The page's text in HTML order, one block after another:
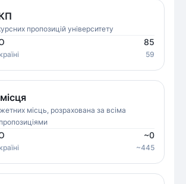
пропозицій університету
85
59
місць, розрахована за всіма
~0
~445